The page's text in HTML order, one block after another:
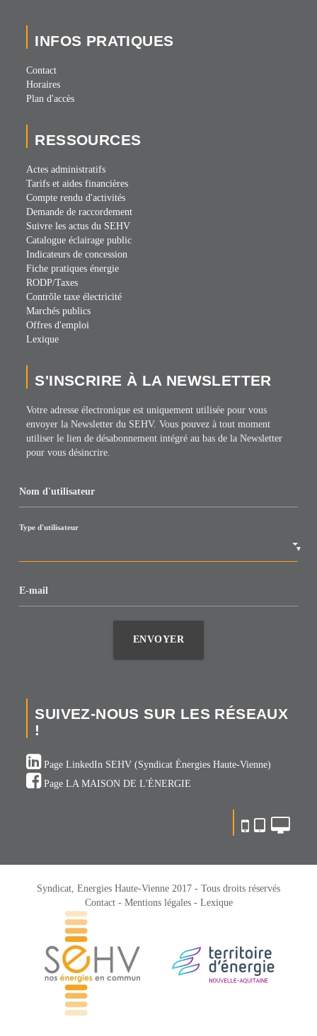
INFOS PRATIQUES
Contact
Horaires
Plan d'accès
RESSOURCES
Actes administratifs
Tarifs et aides financières
Compte rendu d'activités
Demande de raccordement
Suivre les actus du SEHV
Catalogue éclairage public
Indicateurs de concession
Fiche pratiques énergie
RODP/Taxes
Contrôle taxe électricité
Marchés publics
Offres d'emploi
Lexique
S'INSCRIRE À LA NEWSLETTER
Votre adresse électronique est uniquement utilisée pour vous
envoyer la Newsletter du SEHV. Vous pouvez à tout moment
utiliser le lien de désabonnement intégré au bas de la Newsletter
pour vous désincrire.
Nom d'utilisateur
▼
Type d'utilisateur
E-mail
ENVOYER
SUIVEZ-NOUS SUR LES RÉSEAUX
!
Page LinkedIn SEHV (Syndicat Énergies Haute-Vienne)
Page LA MAISON DE L'ÉNERGIE
Syndicat, Energies Haute-Vienne 2017 - Tous droits réservés
Contact - Mentions légales - Lexique